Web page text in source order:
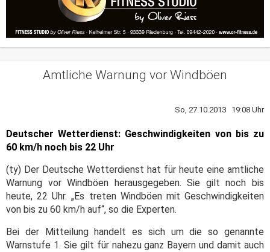
Amtliche Warnung vor Windböen
So, 27.10.2013 19:08 Uhr
Deutscher Wetterdienst: Geschwindigkeiten von bis zu
60 km/h noch bis 22 Uhr
(ty) Der Deutsche Wetterdienst hat für heute eine amtliche
Warnung vor Windböen herausgegeben. Sie gilt noch bis
heute, 22 Uhr. „Es treten Windböen mit Geschwindigkeiten
von bis zu 60 km/h auf“, so die Experten.
Bei der Mitteilung handelt es sich um die so genannte
Warnstufe 1. Sie gilt für nahezu ganz Bayern und damit auch